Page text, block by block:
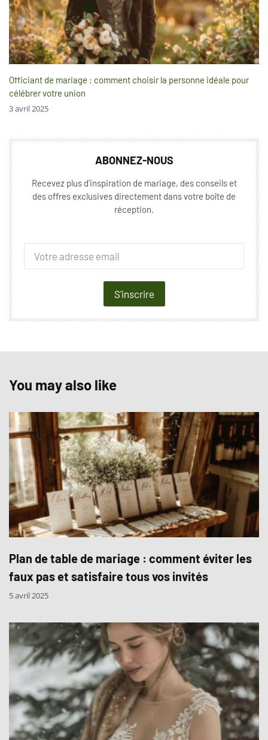
Officiant de mariage : comment choisir la personne idéale pour
célébrer votre union
3 avril 2025
ABONNEZ-NOUS
Recevez plus d’inspiration de mariage, des conseils et
des offres exclusives directement dans votre boîte de
réception.
S'inscrire
You may also like
Plan de table de mariage : comment éviter les
faux pas et satisfaire tous vos invités
5 avril 2025